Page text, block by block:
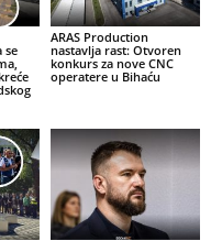
se
ARAS Production
nastavlja rast: Otvoren
konkurs za nove CNC
operatere u Bihaću